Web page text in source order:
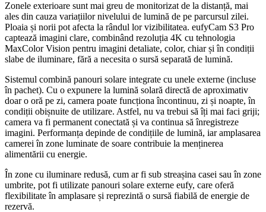
Zonele exterioare sunt mai greu de monitorizat de la distanță, mai
ales din cauza variațiilor nivelului de lumină de pe parcursul zilei.
Ploaia și norii pot afecta la rândul lor vizibilitatea. eufyCam S3 Pro
captează imagini clare, combinând rezoluția 4K cu tehnologia
MaxColor Vision pentru imagini detaliate, color, chiar și în condiții
slabe de iluminare, fără a necesita o sursă separată de lumină.
Sistemul combină panouri solare integrate cu unele externe (incluse
în pachet). Cu o expunere la lumină solară directă de aproximativ
doar o oră pe zi, camera poate funcționa încontinuu, zi și noapte, în
condiții obișnuite de utilizare. Astfel, nu va trebui să îți mai faci griji;
camera va fi permanent conectată și va continua să înregistreze
imagini. Performanța depinde de condițiile de lumină, iar amplasarea
camerei în zone luminate de soare contribuie la menținerea
alimentării cu energie.
În zone cu iluminare redusă, cum ar fi sub streașina casei sau în zone
umbrite, pot fi utilizate panouri solare externe eufy, care oferă
flexibilitate în amplasare și reprezintă o sursă fiabilă de energie de
rezervă.